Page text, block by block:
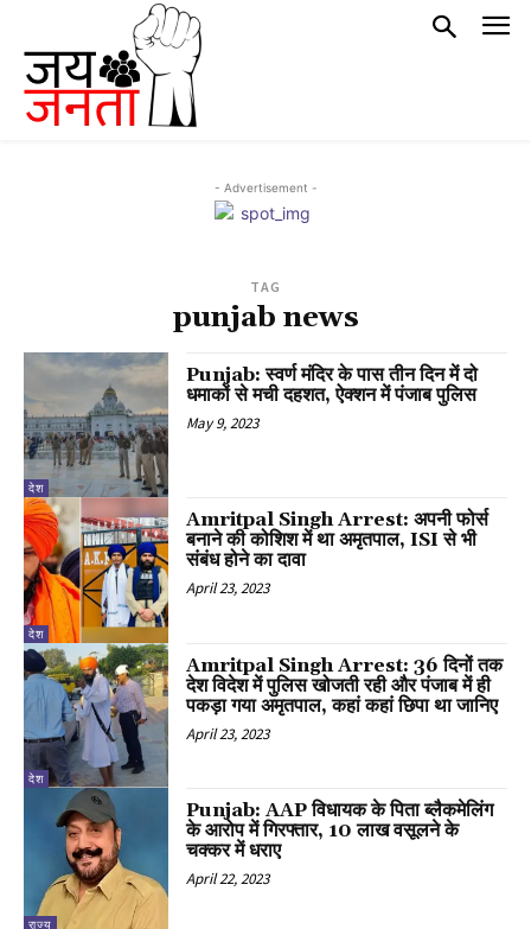
- Advertisement -
TAG
punjab news
देश
Punjab: स्वर्ण मंदिर के पास तीन दिन में दो
धमाकों से मची दहशत, ऐक्शन में पंजाब पुलिस
May 9, 2023
देश
Amritpal Singh Arrest: अपनी फोर्स
बनाने की कोशिश में था अमृतपाल, ISI से भी
संबंध होने का दावा
April 23, 2023
देश
Amritpal Singh Arrest: 36 दिनों तक
देश विदेश में पुलिस खोजती रही और पंजाब में ही
पकड़ा गया अमृतपाल, कहां कहां छिपा था जानिए
April 23, 2023
राज्य
Punjab: AAP विधायक के पिता ब्लैकमेलिंग
के आरोप में गिरफ्तार, 10 लाख वसूलने के
चक्कर में धराए
April 22, 2023